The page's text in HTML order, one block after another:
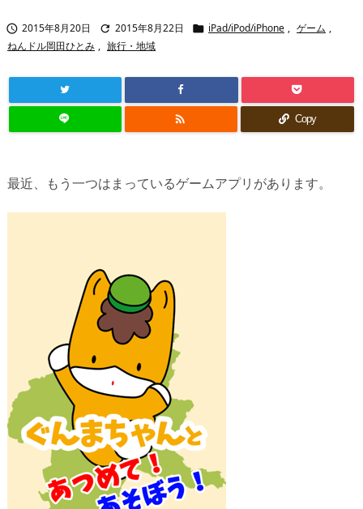
検索
 2015年8月20日  2015年8月22日  iPad/iPod/iPhone , ゲーム ,
ねんドル岡田ひとみ , 旅行・地域
 Copy
最近、もう一つはまっているゲームアプリがあります。